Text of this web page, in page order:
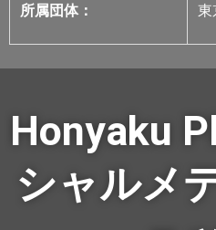
所属団体： 東
Honyaku
シャルメ